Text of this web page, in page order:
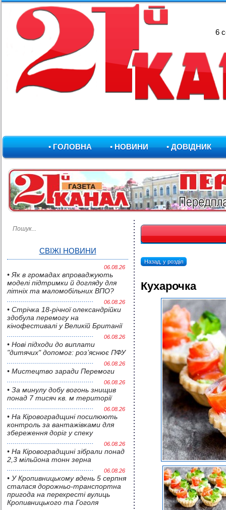
6
• ГОЛОВНА • НОВИНИ • ДОВІДНИК
СВІЖІ НОВИНИ
06.08.26
• Як в громадах впроваджують
моделі підтримки й догляду для
літніх та маломобільних ВПО?
06.08.26
• Стрічка 18-річної олександрійки
здобула перемогу на
кінофестивалі у Великій Британії
06.08.26
• Нові підходи до виплати
"дитячих" допомог: роз’яснює ПФУ
06.08.26
• Мистецтво заради Перемоги
06.08.26
• За минулу добу вогонь знищив
понад 7 тисяч кв. м території
06.08.26
• На Кіровоградщині посилюють
контроль за вантажівками для
збереження доріг у спеку
06.08.26
• На Кіровоградщині зібрали понад
2,3 мільйона тонн зерна
06.08.26
• У Кропивницькому вдень 5 серпня
сталася дорожньо-транспортна
пригода на перехресті вулиць
Кропивницького та Гоголя
Назад, у розділ
Кухарочка